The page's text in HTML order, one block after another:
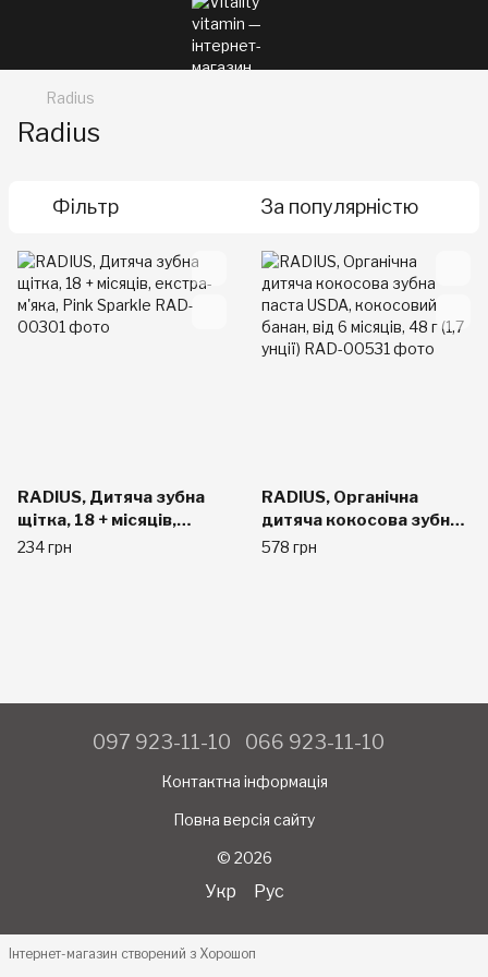
Radius
Radius
Фільтр За популярністю
RADIUS, Дитяча зубна
щітка, 18 + місяців,
екстра-м'яка, Pink
234 грн
RADIUS, Органічна
дитяча кокосова зубна
паста USDA, кокосовий
578 грн
097 923-11-10 066 923-11-10
Контактна інформація
Повна версія сайту
© 2026
Укр Рус
Інтернет-магазин створений з Хорошоп